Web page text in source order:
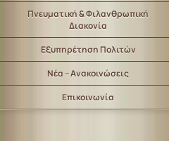
Πνευματική & Φιλανθρωπική
Διακονία
Εξυπηρέτηση Πολιτών
Νέα – Ανακοινώσεις
Επικοινωνία